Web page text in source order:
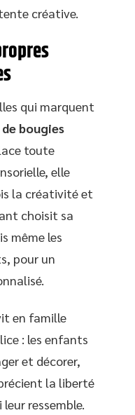
créative.
qui marquent
bougies
toute
elle
la créativité et
choisit sa
même les
pour un
en famille
: les enfants
et décorer,
la liberté
ressemble.